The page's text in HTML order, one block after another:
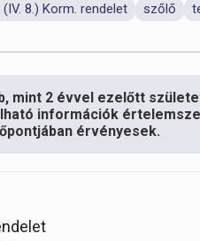
8.) Korm. rendelet
szőlő
mint 2 évvel ezelőtt
információk
érvényesek.